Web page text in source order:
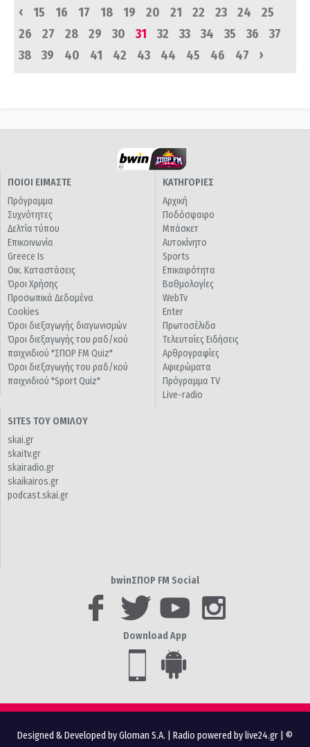
‹
15 16 17 18 19 20 21 22 23 24
25
26
27 28 29 30 31 32 33 34 35 36
37
38
39 40 41 42 43 44 45 46 47 ›
ΠΟΙΟΙ ΕΙΜΑΣΤΕ
Πρόγραμμα
Συχνότητες
Δελτία τύπου
Επικοινωνία
Greece Is
Οικ. Καταστάσεις
Όροι Χρήσης
Προσωπικά Δεδομένα
Cookies
Όροι διεξαγωγής διαγωνισμών
Όροι διεξαγωγής του ραδ/κού
παιχνιδιού "ΣΠΟΡ FM Quiz"
Όροι διεξαγωγής του ραδ/κού
παιχνιδιού "Sport Quiz"
ΚΑΤΗΓΟΡΙΕΣ
Αρχική
Ποδόσφαιρο
Μπάσκετ
Αυτοκίνητο
Sports
Επικαιρότητα
Βαθμολογίες
WebTv
Enter
Πρωτοσέλιδα
Τελευταίες Ειδήσεις
Αρθρογραφίες
Αφιερώματα
Πρόγραμμα TV
Live-radio
SITES ΤΟΥ ΟΜΙΛΟΥ
skai.gr
skaitv.gr
skairadio.gr
skaikairos.gr
podcast.skai.gr
bwinΣΠΟΡ FM Social
Download App
Designed & Developed by Gloman S.A. Radio powered by live24.gr | ©